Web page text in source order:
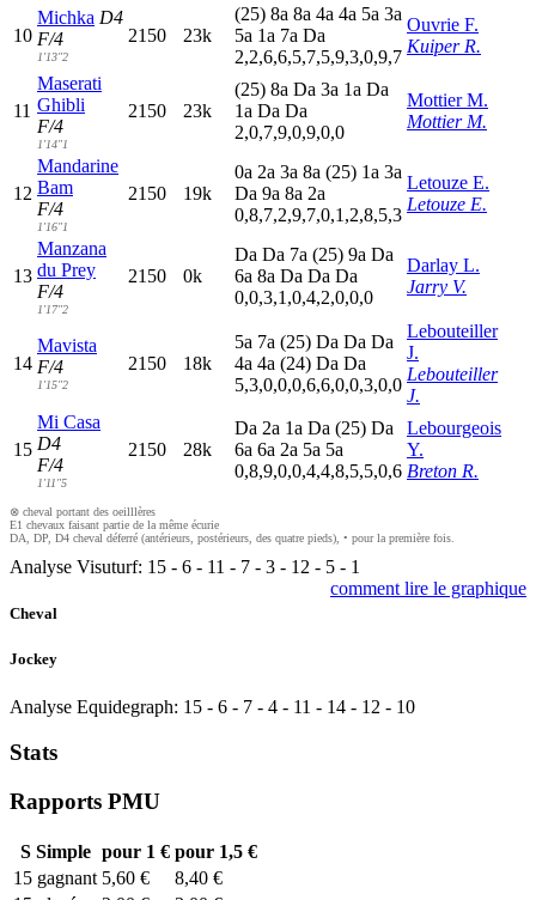
10
Michka D4
F/4
1'13"2
2150 23k
(25) 8a 8a 4a 4a 5a 3a
5a 1a 7a Da
2,2,6,6,5,7,5,9,3,0,9,7
Ouvrie F.
Kuiper R.
11
Maserati
Ghibli
F/4
1'14"1
2150 23k
(25) 8a Da 3a 1a Da
1a Da Da
2,0,7,9,0,9,0,0
Mottier M.
Mottier M.
12
Mandarine
Bam
F/4
1'16"1
2150 19k
0a 2a 3a 8a (25) 1a 3a
Da 9a 8a 2a
0,8,7,2,9,7,0,1,2,8,5,3
Letouze E.
Letouze E.
13
Manzana
du Prey
F/4
1'17"2
2150 0k
Da Da 7a (25) 9a Da
6a 8a Da Da Da
0,0,3,1,0,4,2,0,0,0
Darlay L.
Jarry V.
14
Mavista
F/4
1'15"2
2150 18k
5a 7a (25) Da Da Da
4a 4a (24) Da Da
5,3,0,0,0,6,6,0,0,3,0,0
Lebouteiller
J.
Lebouteiller
J.
15
Mi Casa
D4
F/4
1'11"5
2150 28k
Da 2a 1a Da (25) Da
6a 6a 2a 5a 5a
0,8,9,0,0,4,4,8,5,5,0,6
Lebourgeois
Y.
Breton R.
⊗ cheval portant des oeilllères
E1 chevaux faisant partie de la même écurie
DA, DP, D4 cheval déferré (antérieurs, postérieurs, des quatre pieds), • pour la première fois.
Analyse Visuturf: 15 - 6 - 11 - 7 - 3 - 12 - 5 - 1
comment lire le graphique
Cheval
Jockey
Analyse Equidegraph: 15 - 6 - 7 - 4 - 11 - 14 - 12 - 10
Stats
Rapports PMU
SSimple pour 1 € pour 1,5 €
15 gagnant 5,60 €
8,40 €